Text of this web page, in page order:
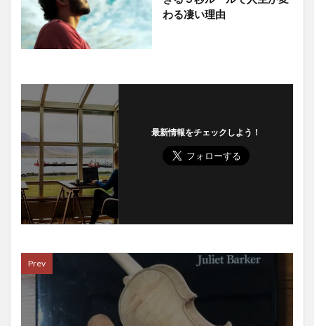
わる凄い理由
最新情報をチェックしよう！
Prev